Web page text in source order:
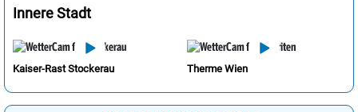
Innere Stadt
Kaiser-Rast Stockerau Therme Wien